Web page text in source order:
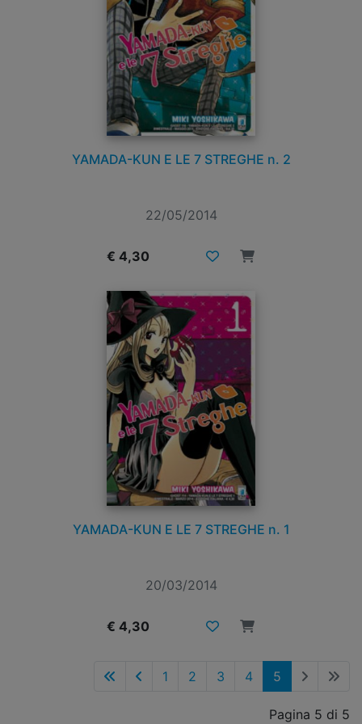
YAMADA-KUN E LE 7 STREGHE n. 2
22/05/2014
€ 4,30
YAMADA-KUN E LE 7 STREGHE n. 1
20/03/2014
€ 4,30
1 2 3 4 5
Pagina 5 di 5